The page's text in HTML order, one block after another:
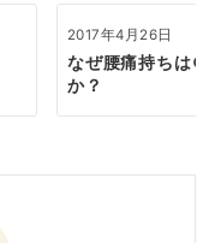
2017年4月26日
なぜ腰痛持ちは
か？